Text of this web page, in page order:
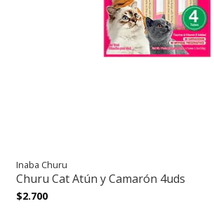
Inaba Churu
Churu Cat Atún y Camarón 4uds
$2.700